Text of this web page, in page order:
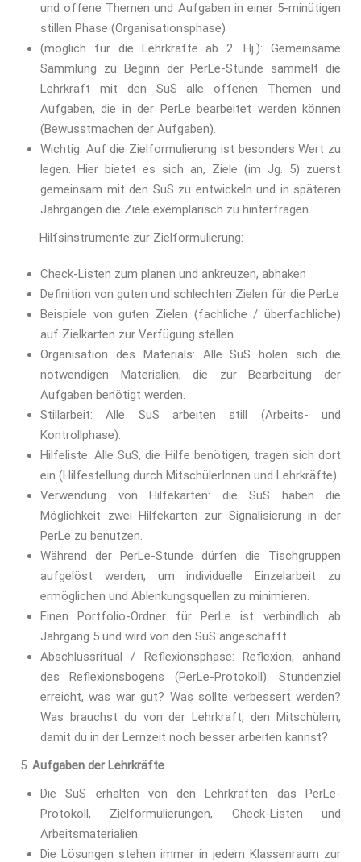
und offene Themen und Aufgaben in einer 5-minütigen
stillen Phase (Organisationsphase)
(möglich für die Lehrkräfte ab 2. Hj.): Gemeinsame
Sammlung zu Beginn der PerLe-Stunde sammelt die
Lehrkraft mit den SuS alle offenen Themen und
Aufgaben, die in der PerLe bearbeitet werden können
(Bewusstmachen der Aufgaben).
Wichtig: Auf die Zielformulierung ist besonders Wert zu
legen. Hier bietet es sich an, Ziele (im Jg. 5) zuerst
gemeinsam mit den SuS zu entwickeln und in späteren
Jahrgängen die Ziele exemplarisch zu hinterfragen.
Hilfsinstrumente zur Zielformulierung:
Check-Listen zum planen und ankreuzen, abhaken
Definition von guten und schlechten Zielen für die PerLe
Beispiele von guten Zielen (fachliche / überfachliche)
auf Zielkarten zur Verfügung stellen
Organisation des Materials: Alle SuS holen sich die
notwendigen Materialien, die zur Bearbeitung der
Aufgaben benötigt werden.
Stillarbeit: Alle SuS arbeiten still (Arbeits- und
Kontrollphase).
Hilfeliste: Alle SuS, die Hilfe benötigen, tragen sich dort
ein (Hilfestellung durch MitschülerInnen und Lehrkräfte).
Verwendung von Hilfekarten: die SuS haben die
Möglichkeit zwei Hilfekarten zur Signalisierung in der
PerLe zu benutzen.
Während der PerLe-Stunde dürfen die Tischgruppen
aufgelöst werden, um individuelle Einzelarbeit zu
ermöglichen und Ablenkungsquellen zu minimieren.
Einen Portfolio-Ordner für PerLe ist verbindlich ab
Jahrgang 5 und wird von den SuS angeschafft.
Abschlussritual / Reflexionsphase: Reflexion, anhand
des Reflexionsbogens (PerLe-Protokoll): Stundenziel
erreicht, was war gut? Was sollte verbessert werden?
Was brauchst du von der Lehrkraft, den Mitschülern,
damit du in der Lernzeit noch besser arbeiten kannst?
Aufgaben der Lehrkräfte
Die SuS erhalten von den Lehrkräften das PerLe-
Protokoll, Zielformulierungen, Check-Listen und
Arbeitsmaterialien.
Die Lösungen stehen immer in jedem Klassenraum zur